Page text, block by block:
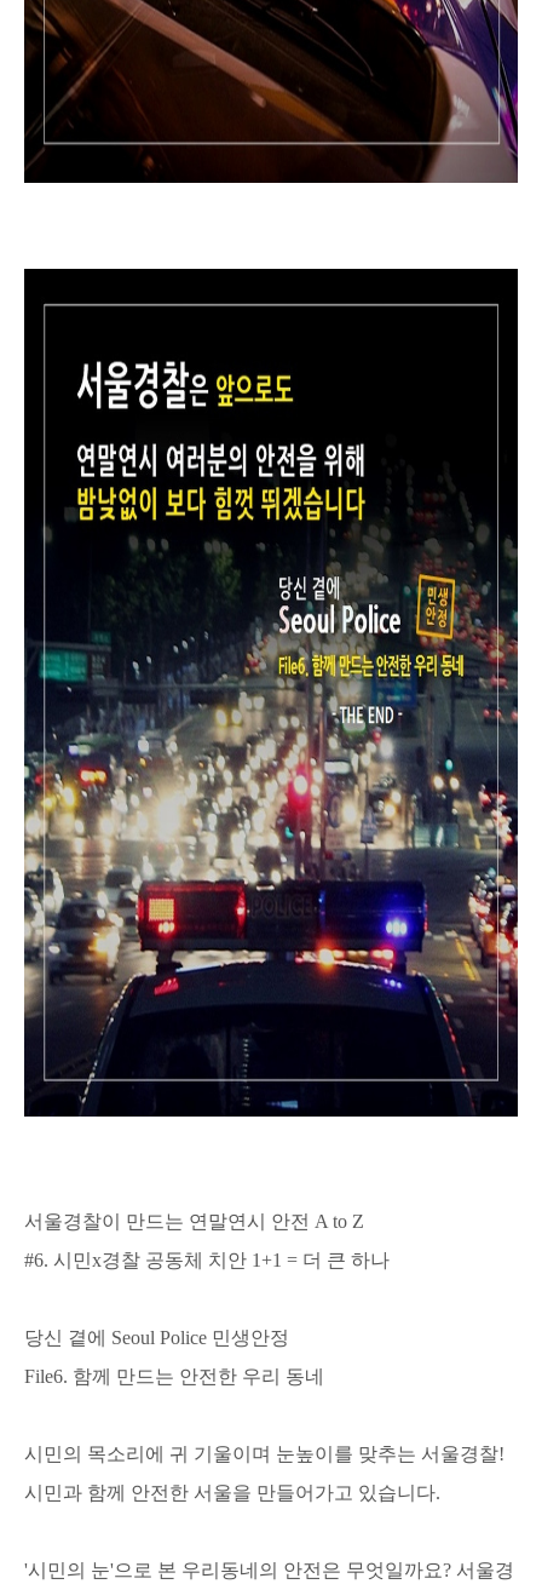
서울경찰이 만드는 연말연시 안전 A to Z
#6. 시민x경찰 공동체 치안 1+1 = 더 큰 하나
당신 곁에 Seoul Police 민생안정
File6. 함께 만드는 안전한 우리 동네
시민의 목소리에 귀 기울이며 눈높이를 맞추는 서울경찰!
시민과 함께 안전한 서울을 만들어가고 있습니다.
'시민의 눈'으로 본 우리동네의 안전은 무엇일까요? 서울경